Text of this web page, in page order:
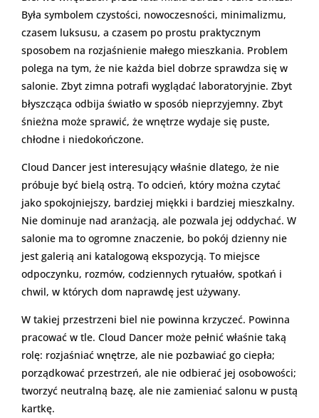
Była symbolem czystości, nowoczesności, minimalizmu,
czasem luksusu, a czasem po prostu praktycznym
sposobem na rozjaśnienie małego mieszkania. Problem
polega na tym, że nie każda biel dobrze sprawdza się w
salonie. Zbyt zimna potrafi wyglądać laboratoryjnie. Zbyt
błyszcząca odbija światło w sposób nieprzyjemny. Zbyt
śnieżna może sprawić, że wnętrze wydaje się puste,
chłodne i niedokończone.
Cloud Dancer jest interesujący właśnie dlatego, że nie
próbuje być bielą ostrą. To odcień, który można czytać
jako spokojniejszy, bardziej miękki i bardziej mieszkalny.
Nie dominuje nad aranżacją, ale pozwala jej oddychać. W
salonie ma to ogromne znaczenie, bo pokój dzienny nie
jest galerią ani katalogową ekspozycją. To miejsce
odpoczynku, rozmów, codziennych rytuałów, spotkań i
chwil, w których dom naprawdę jest używany.
W takiej przestrzeni biel nie powinna krzyczeć. Powinna
pracować w tle. Cloud Dancer może pełnić właśnie taką
rolę: rozjaśniać wnętrze, ale nie pozbawiać go ciepła;
porządkować przestrzeń, ale nie odbierać jej osobowości;
tworzyć neutralną bazę, ale nie zamieniać salonu w pustą
kartkę.